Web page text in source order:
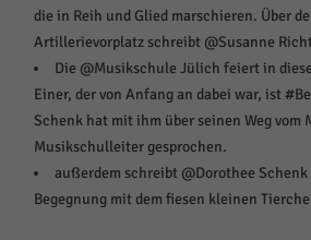
die in Reih und Glied marschieren. Über
Artillerievorplatz schreibt @Susanne
Die @Musikschule Jülich feiert in
Einer, der von Anfang an dabei war, ist
Schenk hat mit ihm über seinen Weg vom
Musikschulleiter gesprochen.
außerdem schreibt @Dorothee Schenk
Begegnung mit dem fiesen kleinen